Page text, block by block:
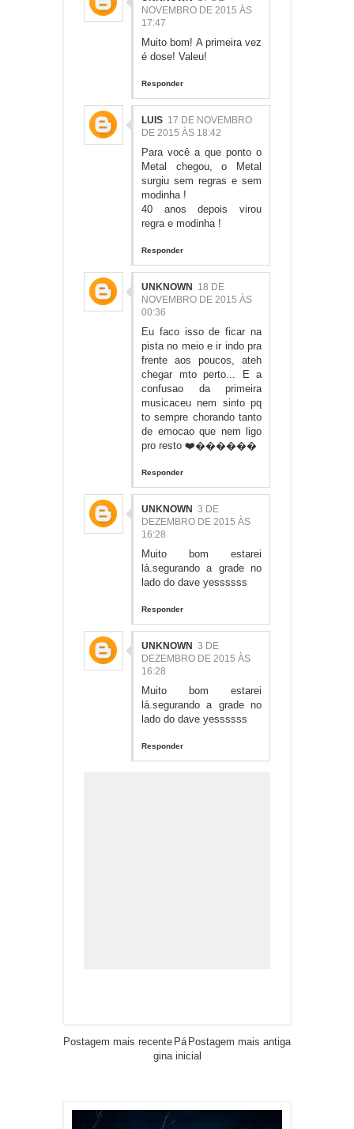
NOVEMBRO DE 2015 ÀS
17:47
Muito bom! A primeira vez
é dose! Valeu!
Responder
LUIS 17 DE NOVEMBRO
DE 2015 ÀS 18:42
Para você a que ponto o
Metal chegou, o Metal
surgiu sem regras e sem
modinha !
40 anos depois virou
regra e modinha !
Responder
UNKNOWN 18 DE
NOVEMBRO DE 2015 ÀS
00:36
Eu faco isso de ficar na
pista no meio e ir indo pra
frente aos poucos, ateh
chegar mto perto... E a
confusao da primeira
musicaceu nem sinto pq
to sempre chorando tanto
de emocao que nem ligo
pro resto ❤️������
Responder
UNKNOWN 3 DE
DEZEMBRO DE 2015 ÀS
16:28
Muito bom estarei
lá.segurando a grade no
lado do dave yessssss
Responder
UNKNOWN 3 DE
DEZEMBRO DE 2015 ÀS
16:28
Muito bom estarei
lá.segurando a grade no
lado do dave yessssss
Responder
Postagem mais recente Postagem mais antiga
Pá
gina inicial